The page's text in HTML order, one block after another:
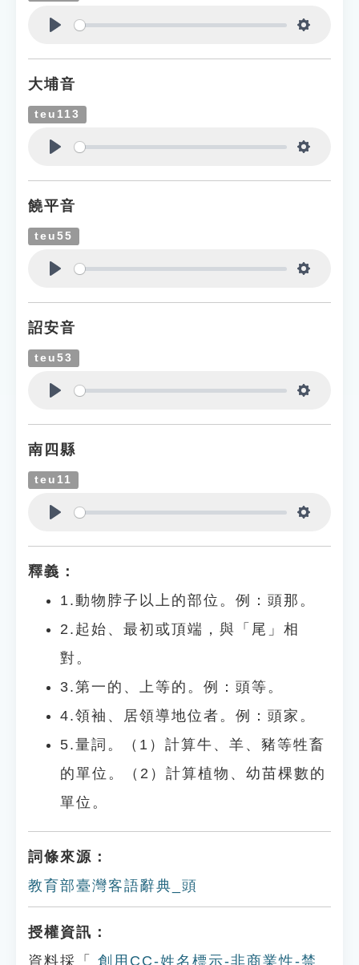
大埔音
teu113
饒平音
teu55
詔安音
teu53
南四縣
teu11
釋義：
1.動物脖子以上的部位。例：頭那。
2.起始、最初或頂端，與「尾」相
對。
3.第一的、上等的。例：頭等。
4.領袖、居領導地位者。例：頭家。
5.量詞。（1）計算牛、羊、豬等牲畜
的單位。（2）計算植物、幼苗棵數的
單位。
詞條來源：
教育部臺灣客語辭典_頭
授權資訊：
資料採「
創用CC-姓名標示-非商業性-禁